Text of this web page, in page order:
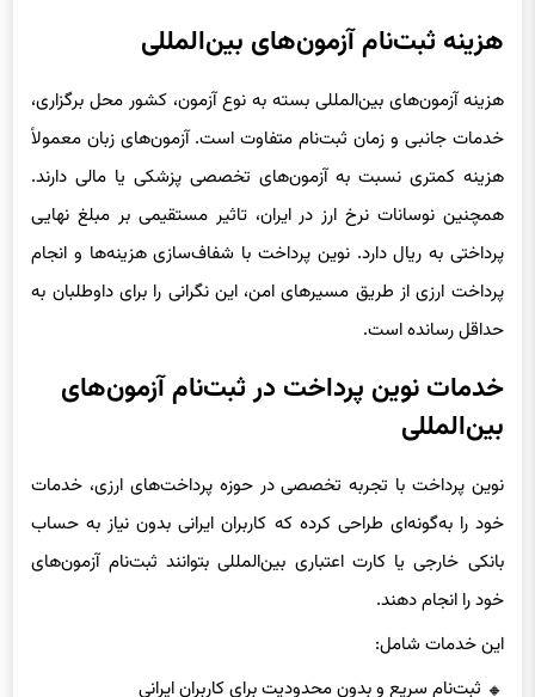
هزینه آزمون‌های بین‌المللی بسته به نوع آزمون، کشور محل برگزاری،
خدمات جانبی و زمان ثبت‌نام متفاوت است. آزمون‌های زبان معمولاً
هزینه کمتری نسبت به آزمون‌های تخصصی پزشکی یا مالی دارند.
همچنین نوسانات نرخ ارز در ایران، تاثیر مستقیمی بر مبلغ نهایی
پرداختی به ریال دارد. نوین پرداخت با شفاف‌سازی هزینه‌ها و انجام
پرداخت ارزی از طریق مسیرهای امن، این نگرانی را برای داوطلبان به
خدمات نوین پرداخت در ثبت‌نام آزمون‌های
نوین پرداخت با تجربه تخصصی در حوزه پرداخت‌های ارزی، خدمات
خود را به‌گونه‌ای طراحی کرده که کاربران ایرانی بدون نیاز به حساب
بانکی خارجی یا کارت اعتباری بین‌المللی بتوانند ثبت‌نام آزمون‌های
خود را انجام دهند.
این خدمات شامل: